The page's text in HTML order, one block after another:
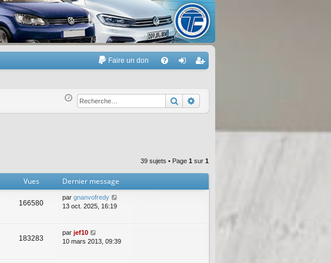
Faire un don
Q ne
xi
nr
eg
r
Rechercher
39 sujets • Page 1 sur 1
Vues Dernier message
166580
par gnanvofredy
13 oct. 2025, 16:19
183283
par jef10
10 mars 2013, 09:39